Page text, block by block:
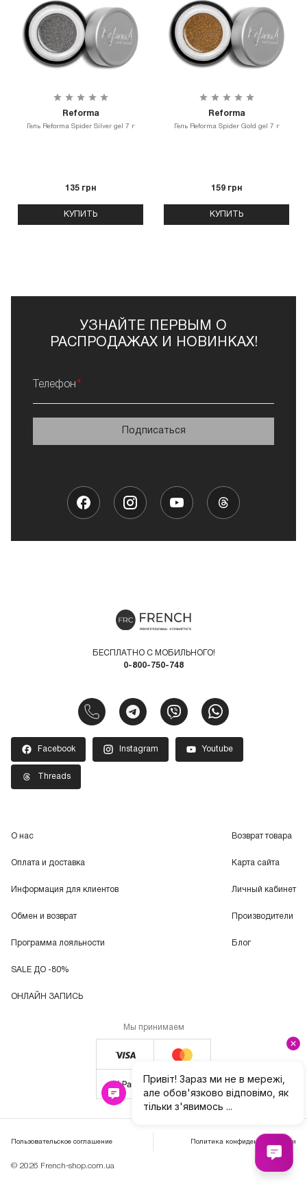
Reforma
Гель Reforma Spider Silver gel 7 г
135 грн
КУПИТЬ
Reforma
Гель Reforma Spider Gold gel 7 г
159 грн
КУПИТЬ
УЗНАЙТЕ ПЕРВЫМ О
РАСПРОДАЖАХ И НОВИНКАХ!
Телефон
Подписаться
БЕСПЛАТНО С МОБИЛЬНОГО!
0-800-750-748
Facebook Instagram Youtube
Threads
О нас
Оплата и доставка
Информация для клиентов
Обмен и возврат
Программа лояльности
SALE ДО -80%
ОНЛАЙН ЗАПИСЬ
Возврат товара
Карта сайта
Личный кабинет
Производители
Блог
Мы принимаем
© 2026 French-shop.com.ua
Пользовательское соглашение Политика конфиденциальности